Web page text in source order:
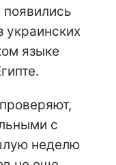
украинских
языке
с
неделю